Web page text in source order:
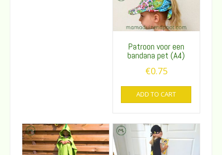
Patroon voor een
bandana pet (A4)
€0.75
ADD TO CART